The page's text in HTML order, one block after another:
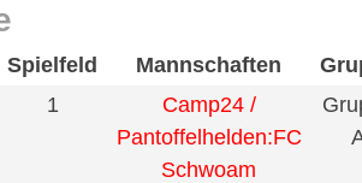
Spielfeld Mannschaften
1
Camp24 /
Pantoffelhelden:FC
Schwoam